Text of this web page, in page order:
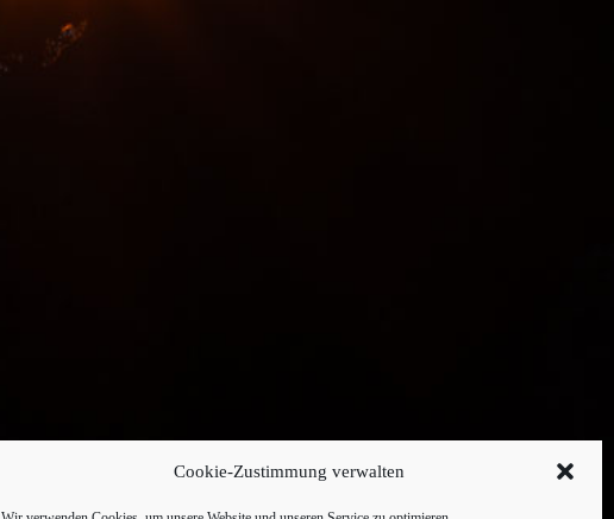
Cookie-Zustimmung verwalten